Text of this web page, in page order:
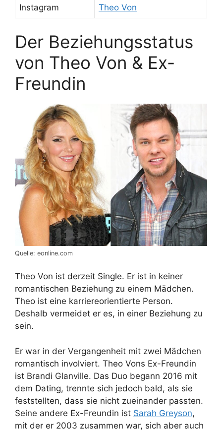
Instagram Theo Von
Der Beziehungsstatus
von Theo Von & Ex-
Freundin
Quelle: eonline.com
Theo Von ist derzeit Single. Er ist in keiner
romantischen Beziehung zu einem Mädchen.
Theo ist eine karriereorientierte Person.
Deshalb vermeidet er es, in einer Beziehung zu
sein.
Er war in der Vergangenheit mit zwei Mädchen
romantisch involviert. Theo Vons Ex-Freundin
ist Brandi Glanville. Das Duo begann 2016 mit
dem Dating, trennte sich jedoch bald, als sie
feststellten, dass sie nicht zueinander passten.
Seine andere Ex-Freundin ist Sarah Greyson,
mit der er 2003 zusammen war, sich aber auch